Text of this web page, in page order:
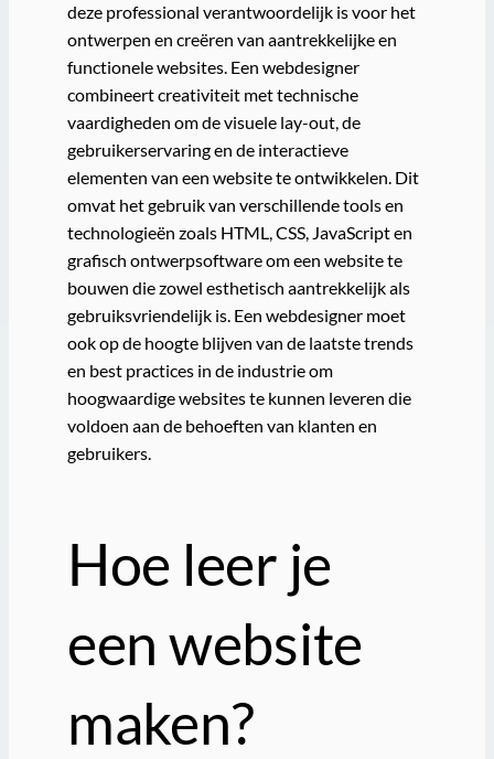
deze professional verantwoordelijk is voor het
ontwerpen en creëren van aantrekkelijke en
functionele websites. Een webdesigner
combineert creativiteit met technische
vaardigheden om de visuele lay-out, de
gebruikerservaring en de interactieve
elementen van een website te ontwikkelen. Dit
omvat het gebruik van verschillende tools en
technologieën zoals HTML, CSS, JavaScript en
grafisch ontwerpsoftware om een website te
bouwen die zowel esthetisch aantrekkelijk als
gebruiksvriendelijk is. Een webdesigner moet
ook op de hoogte blijven van de laatste trends
en best practices in de industrie om
hoogwaardige websites te kunnen leveren die
voldoen aan de behoeften van klanten en
gebruikers.
Hoe leer je
een website
maken?